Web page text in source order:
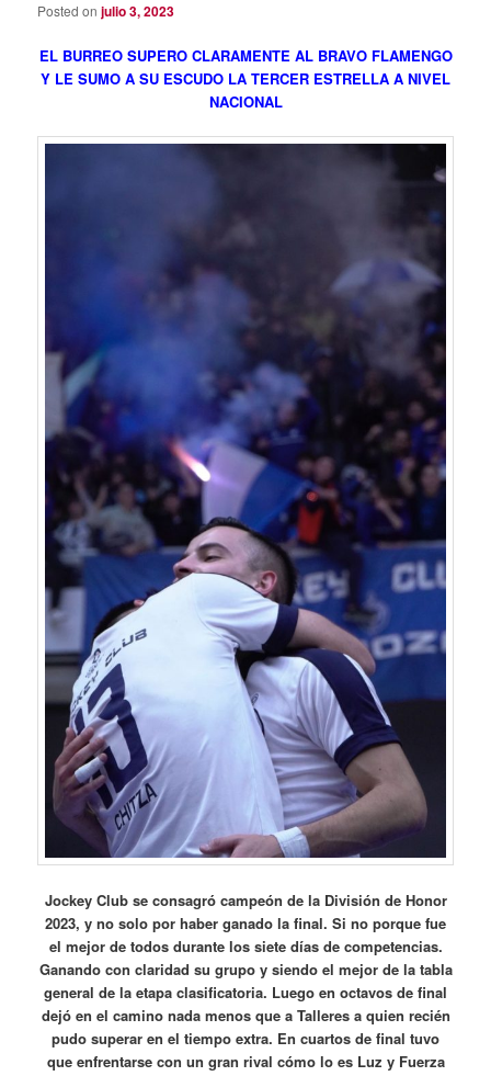
Posted onjulio 3, 2023
EL BURREO SUPERO CLARAMENTE AL BRAVO FLAMENGO
Y LE SUMO A SU ESCUDO LA TERCER ESTRELLA A NIVEL
NACIONAL
Jockey Club se consagró campeón de la División de Honor
2023, y no solo por haber ganado la final. Si no porque fue
el mejor de todos durante los siete días de competencias.
Ganando con claridad su grupo y siendo el mejor de la tabla
general de la etapa clasificatoria. Luego en octavos de final
dejó en el camino nada menos que a Talleres a quien recién
pudo superar en el tiempo extra. En cuartos de final tuvo
que enfrentarse con un gran rival cómo lo es Luz y Fuerza